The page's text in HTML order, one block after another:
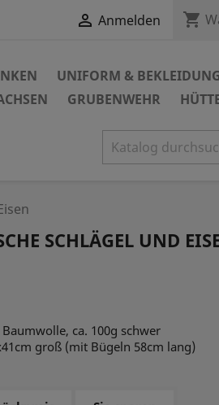
 Anmelden shopping_cart
UNIFORM & BEKLEIDUNG
GRUBENWEHR
SCHLÄGEL UND
ca. 100g schwer
groß (mit Bügeln 58cm lang)